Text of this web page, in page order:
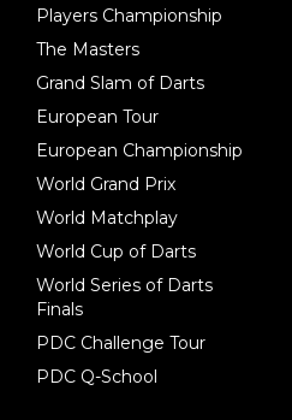
Players Championship
The Masters
Grand Slam of Darts
European Tour
European Championship
World Grand Prix
World Matchplay
World Cup of Darts
World Series of Darts
Finals
PDC Challenge Tour
PDC Q-School